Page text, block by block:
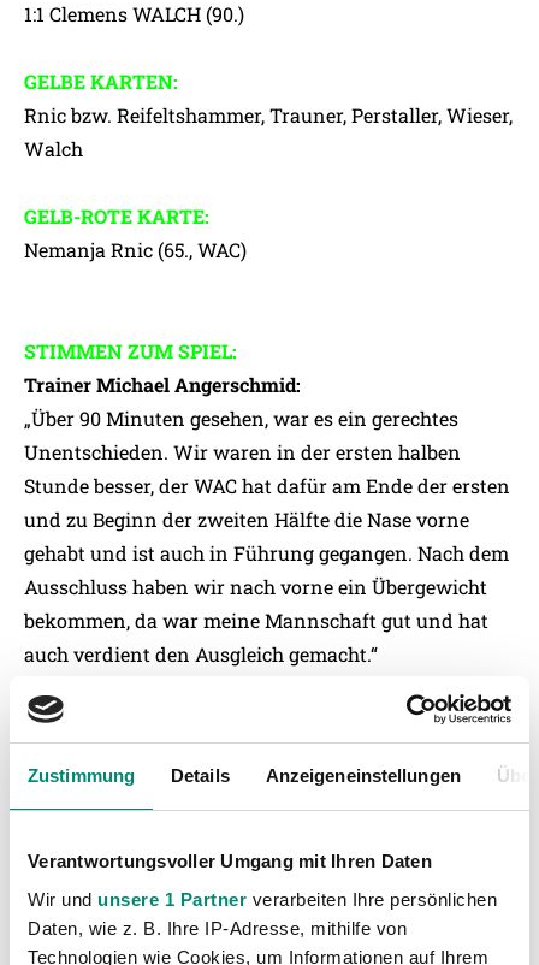
Zustimmung Details Anzeigeneinstellungen
Verantwortungsvoller Umgang mit Ihren Daten
Wir und unsere 1 Partner verarbeiten Ihre persönlichen
Daten, wie z. B. Ihre IP-Adresse, mithilfe von
Technologien wie Cookies, um Informationen auf Ihrem
1:1 Clemens WALCH (90.)
GELBE KARTEN:
Rnic bzw. Reifeltshammer, Trauner, Perstaller, Wieser,
Walch
GELB-ROTE KARTE:
Nemanja Rnic (65., WAC)
STIMMEN ZUM SPIEL:
Trainer Michael Angerschmid:
„Über 90 Minuten gesehen, war es ein gerechtes
Unentschieden. Wir waren in der ersten halben
Stunde besser, der WAC hat dafür am Ende der ersten
und zu Beginn der zweiten Hälfte die Nase vorne
gehabt und ist auch in Führung gegangen. Nach dem
Ausschluss haben wir nach vorne ein Übergewicht
bekommen, da war meine Mannschaft gut und hat
auch verdient den Ausgleich gemacht.“
Didi Kühbauer (Trainer WAC):
weniger spielst und kurz vor der 90. Minute 1:0
Auge dabei. Mit elf Mann hätten wir das Spiel nie und
nimmer aus der Hand gegeben, Ried war in der
zweiten Hälfte bis zum Ausschluss eigentlich nicht
mehr vorhanden. Dann haben sie viel mehr Druck